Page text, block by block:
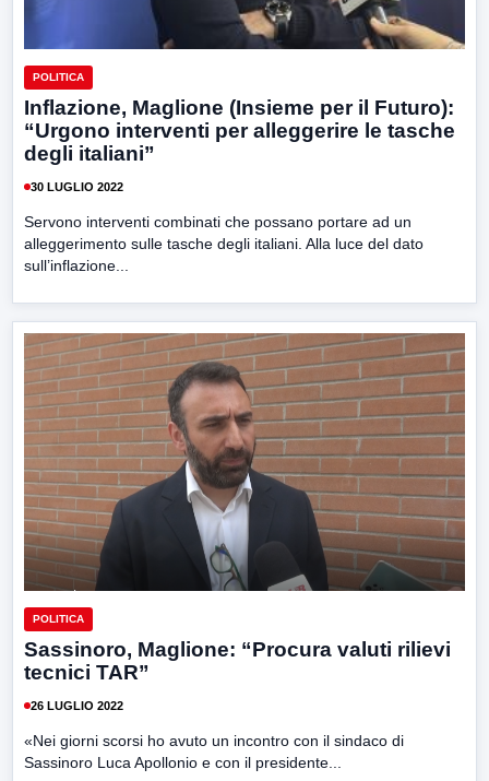
POLITICA
Inflazione, Maglione (Insieme per il Futuro):
“Urgono interventi per alleggerire le tasche
degli italiani”
30 LUGLIO 2022
Servono interventi combinati che possano portare ad un
alleggerimento sulle tasche degli italiani. Alla luce del dato
sull’inflazione...
POLITICA
Sassinoro, Maglione: “Procura valuti rilievi
tecnici TAR”
26 LUGLIO 2022
«Nei giorni scorsi ho avuto un incontro con il sindaco di
Sassinoro Luca Apollonio e con il presidente...